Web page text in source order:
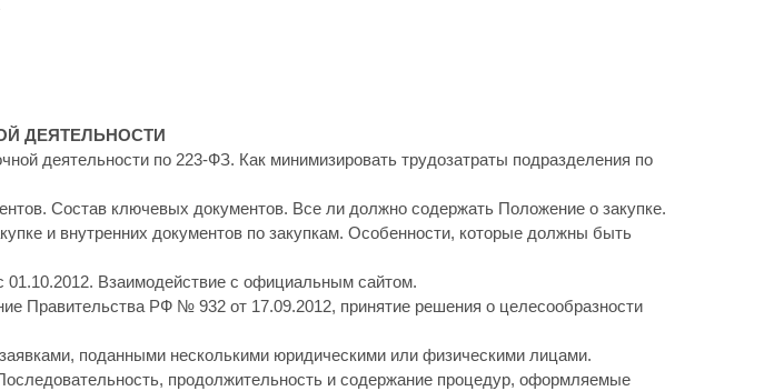
ДЕЯТЕЛЬНОСТИ
деятельности по 223-ФЗ. Как минимизировать трудозатраты подразделения по
Состав ключевых документов. Все ли должно содержать Положение о закупке.
и внутренних документов по закупкам. Особенности, которые должны быть
01.10.2012. Взаимодействие с официальным сайтом.
Правительства РФ № 932 от 17.09.2012, принятие решения о целесообразности
поданными несколькими юридическими или физическими лицами.
продолжительность и содержание процедур, оформляемые